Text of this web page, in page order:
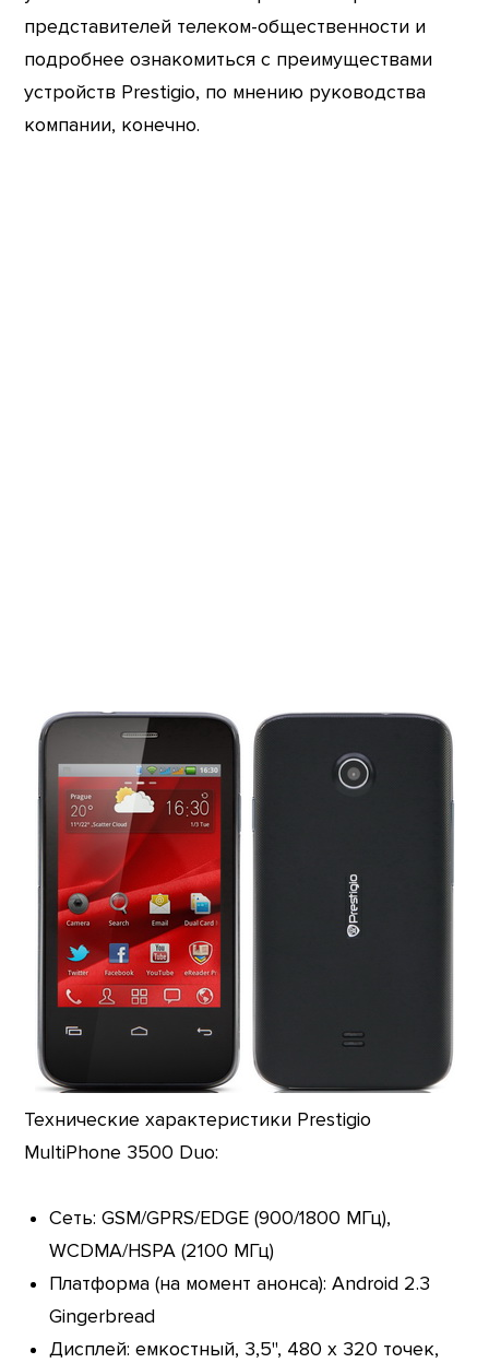
представителей телеком-общественности и
подробнее ознакомиться с преимуществами
устройств Prestigio, по мнению руководства
компании, конечно.
Технические характеристики Prestigio
MultiPhone 3500 Duo:
Сеть: GSM/GPRS/EDGE (900/1800 МГц),
WCDMA/HSPA (2100 МГц)
Платформа (на момент анонса): Android 2.3
Gingerbread
Дисплей: емкостный, 3,5", 480 х 320 точек,